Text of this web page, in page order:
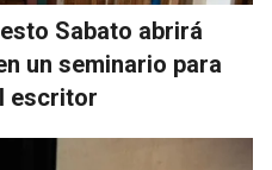
Sabato abrirá
un seminario para
escritor